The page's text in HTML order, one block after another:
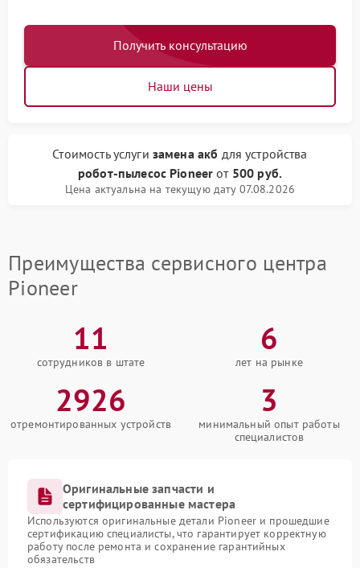
Получить консультацию
Наши цены
Стоимость услуги замена акб для устройства
робот-пылесос Pioneer от 500 руб.
Цена актуальна на текущую дату 07.08.2026
Преимущества сервисного центра
Pioneer
11
сотрудников в штате
6
лет на рынке
2926
отремонтированных устройств
3
минимальный опыт работы
специалистов
Оригинальные запчасти и
сертифицированные мастера
Используются оригинальные детали Pioneer и прошедшие
сертификацию специалисты, что гарантирует корректную
работу после ремонта и сохранение гарантийных
обязательств